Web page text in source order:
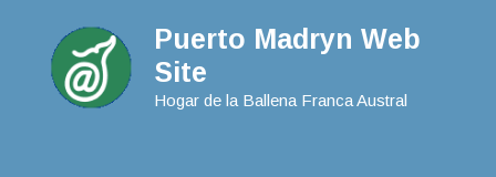
Puerto Madryn Web
Site
Hogar de la Ballena Franca Austral